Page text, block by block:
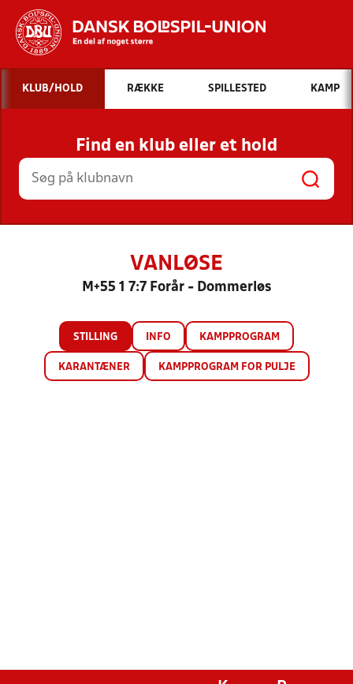
Hvad vil du søge efter?
INDHOLD OG NYHEDER
STILLINGER, RESULTATER, KLUBBER OG
HOLD
KLUB/HOLD RÆKKE SPILLESTED KAMP
Find en klub eller et hold
VANLØSE
M+55 1 7:7 Forår - Dommerløs
STILLING INFO KAMPPROGRAM
KARANTÆNER KAMPPROGRAM FOR PULJE